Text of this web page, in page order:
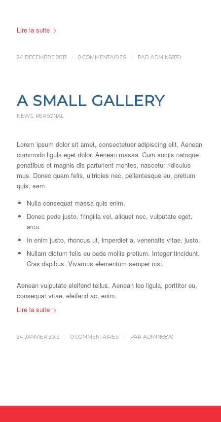
Lire la suite
24 DÉCEMBRE 2013 0 COMMENTAIRES PAR ADMIN6870
A SMALL GALLERY
NEWS, PERSONAL
Lorem ipsum dolor sit amet, consectetuer adipiscing elit. Aenean
commodo ligula eget dolor. Aenean massa. Cum sociis natoque
penatibus et magnis dis parturient montes, nascetur ridiculus
mus. Donec quam felis, ultricies nec, pellentesque eu, pretium
quis, sem.
Nulla consequat massa quis enim.
Donec pede justo, fringilla vel, aliquet nec, vulputate eget,
arcu.
In enim justo, rhoncus ut, imperdiet a, venenatis vitae, justo.
Nullam dictum felis eu pede mollis pretium. Integer tincidunt.
Cras dapibus. Vivamus elementum semper nisi.
Aenean vulputate eleifend tellus. Aenean leo ligula, porttitor eu,
consequat vitae, eleifend ac, enim.
Lire la suite
24 JANVIER 2013 0 COMMENTAIRES PAR ADMIN6870